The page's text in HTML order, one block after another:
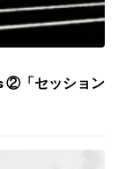
②「セッション